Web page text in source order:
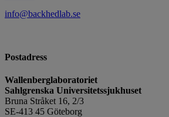
info@backhedlab.se
Postadress
Wallenberglaboratoriet
Sahlgrenska Universitetssjukhuset
Bruna Stråket 16, 2/3
SE-413 45 Göteborg